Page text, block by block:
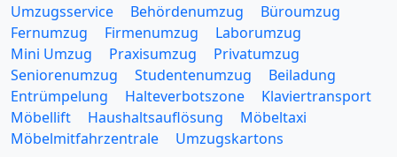
Umzugsservice Behördenumzug
Büroumzug
Fernumzug
Firmenumzug
Laborumzug
Mini Umzug
Praxisumzug
Privatumzug
Seniorenumzug
Studentenumzug
Beiladung
Entrümpelung
Halteverbotszone
Klaviertransport
Möbellift
Haushaltsauflösung
Möbeltaxi
Möbelmitfahrzentrale
Umzugskartons